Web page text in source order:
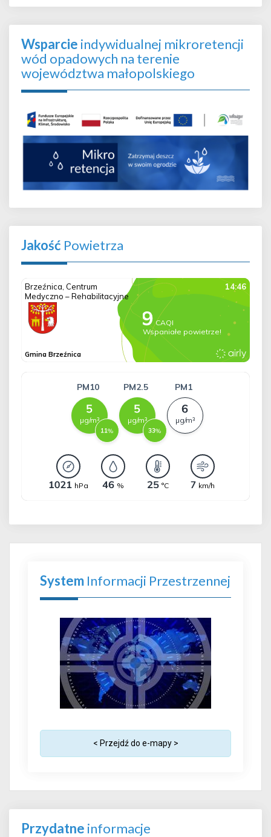
Wsparcie indywidualnej mikroretencji
wód opadowych na terenie
województwa małopolskiego
Jakość Powietrza
System Informacji Przestrzennej
< Przejdź do e-mapy >
Przydatne informacje